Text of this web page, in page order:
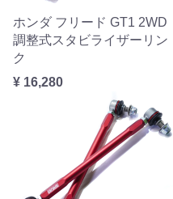
ホンダ フリード GT1 2WD
調整式スタビライザーリン
ク
¥ 16,280